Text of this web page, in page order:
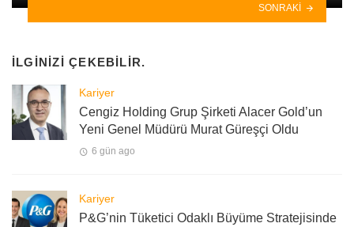
SONRAKI
İLGINIZI ÇEKEBILIR.
Kariyer
Cengiz Holding Grup Şirketi Alacer Gold’un
Yeni Genel Müdürü Murat Güreşçi Oldu
6 gün ago
Kariyer
P&G’nin Tüketici Odaklı Büyüme Stratejisinde